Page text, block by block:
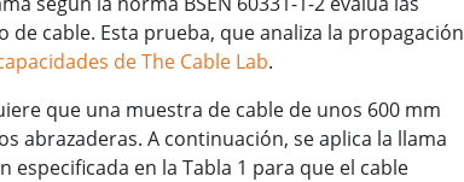
cable. Esta prueba, que analiza la propagación
de The Cable Lab.
que una muestra de cable de unos 600 mm
abrazaderas. A continuación, se aplica la llama
en la Tabla 1 para que el cable